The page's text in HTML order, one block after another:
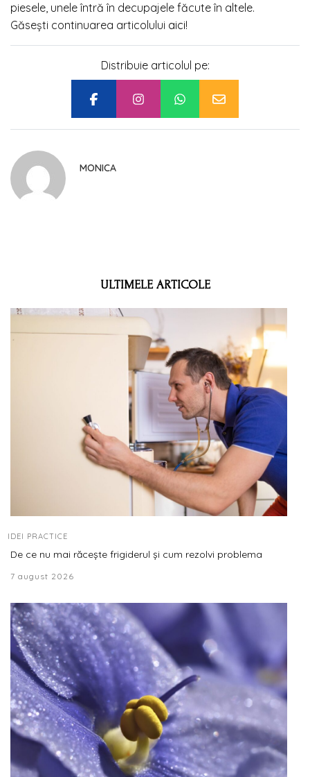
piesele, unele întră în decupajele făcute în altele.
Găsești continuarea articolului aici!
Distribuie articolul pe:
MONICA
ULTIMELE ARTICOLE
IDEI PRACTICE
De ce nu mai răcește frigiderul și cum rezolvi problema
7 august 2026